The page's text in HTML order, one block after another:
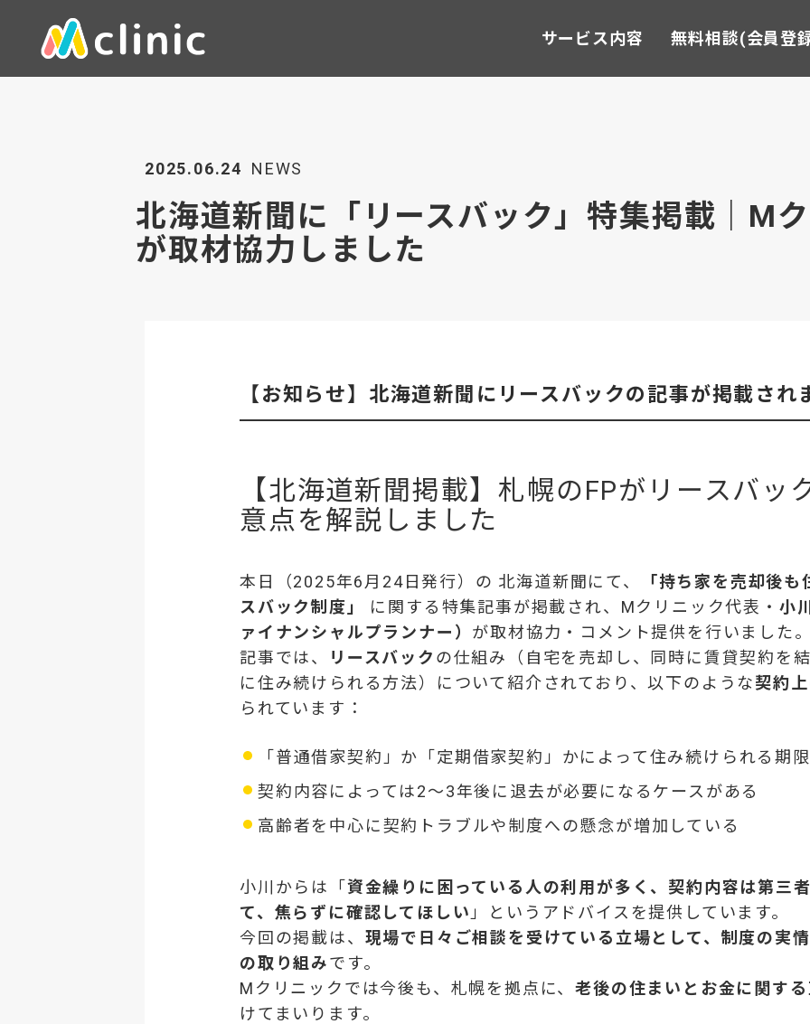
サービス内容 無料相談(会員登
2025.06.24 NEWS
北海道新聞に「リースバック」特集掲載｜M
が取材協力しました
【お知らせ】北海道新聞にリースバックの記事が掲載され
【北海道新聞掲載】札幌のFPがリースバッ
意点を解説しました
本日（2025年6月24日発行）の 北海道新聞 にて、
「持ち家を売却後
スバック制度」
に関する特集記事が掲載され、Mクリニック代表・ 小
ァイナンシャルプランナー） が取材協力・コメント提供を行いました。
記事では、
リースバック の仕組み（自宅を売却し、同時に賃貸契約を
に住み続けられる方法）について紹介されており、以下のような契約
られています：
「普通借家契約」か「定期借家契約」かによって住み続けられる期
契約内容によっては2～3年後に退去が必要になるケースがある
高齢者を中心に契約トラブルや制度への懸念が増加している
小川からは「 資金繰りに困っている人の利用が多く、契約内容は第三
て、焦らずに確認してほしい 」というアドバイスを提供しています。
今回の掲載は、 現場で日々ご相談を受けている立場として、制度の実
の取り組みです。
Mクリニックでは今後も、札幌を拠点に、老後の住まいとお金に関す
けてまいります。